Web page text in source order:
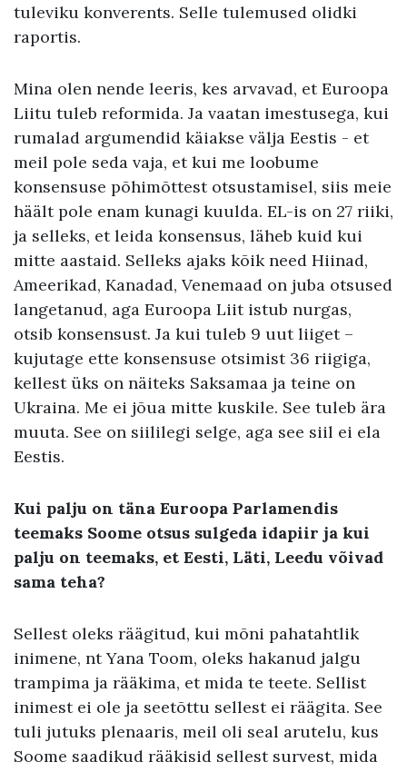
tuleviku konverents. Selle tulemused olidki
raportis.
Mina olen nende leeris, kes arvavad, et Euroopa
Liitu tuleb reformida. Ja vaatan imestusega, kui
rumalad argumendid käiakse välja Eestis - et
meil pole seda vaja, et kui me loobume
konsensuse põhimõttest otsustamisel, siis meie
häält pole enam kunagi kuulda. EL-is on 27 riiki,
ja selleks, et leida konsensus, läheb kuid kui
mitte aastaid. Selleks ajaks kõik need Hiinad,
Ameerikad, Kanadad, Venemaad on juba otsused
langetanud, aga Euroopa Liit istub nurgas,
otsib konsensust. Ja kui tuleb 9 uut liiget –
kujutage ette konsensuse otsimist 36 riigiga,
kellest üks on näiteks Saksamaa ja teine on
Ukraina. Me ei jõua mitte kuskile. See tuleb ära
muuta. See on siililegi selge, aga see siil ei ela
Eestis.
Kui palju on täna Euroopa Parlamendis
teemaks Soome otsus sulgeda idapiir ja kui
palju on teemaks, et Eesti, Läti, Leedu võivad
sama teha?
Sellest oleks räägitud, kui mõni pahatahtlik
inimene, nt Yana Toom, oleks hakanud jalgu
trampima ja rääkima, et mida te teete. Sellist
inimest ei ole ja seetõttu sellest ei räägita. See
tuli jutuks plenaaris, meil oli seal arutelu, kus
Soome saadikud rääkisid sellest survest, mida